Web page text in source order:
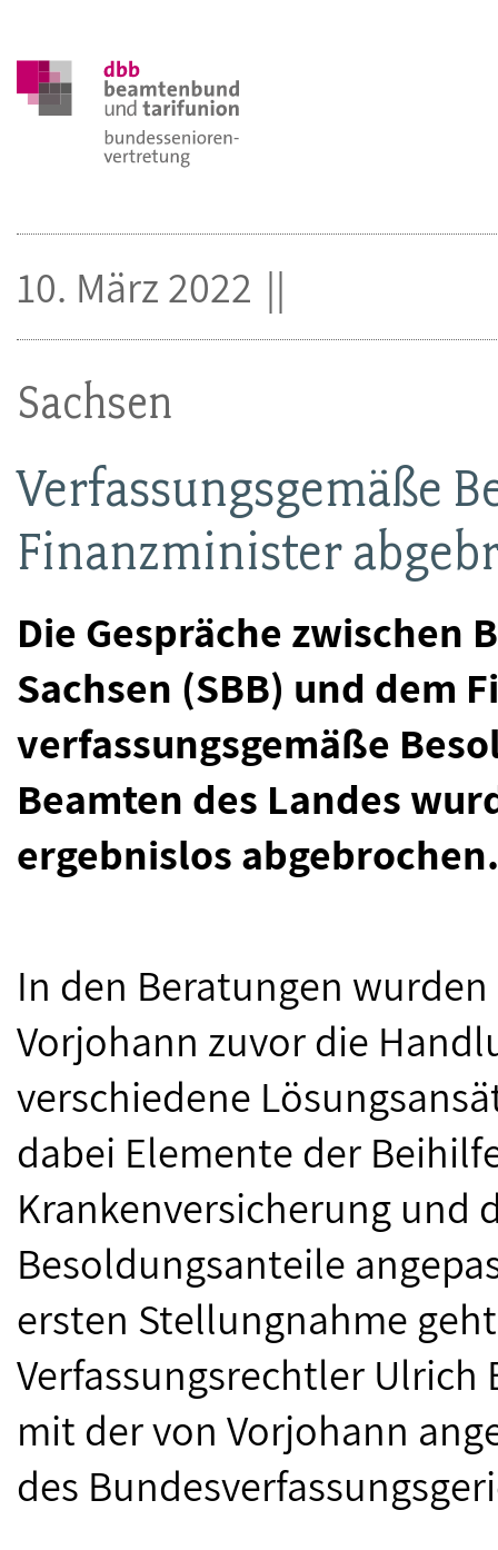
Sachsen
Verfassungsgemäße
Finanzminister
Die Gespräche zwischen
Sachsen (SBB) und dem
verfassungsgemäße
Beamten des Landes
ergebnislos abgebrochen.
10. März 2022
In den Beratungen
Vorjohann zuvor die
verschiedene
dabei Elemente der
Krankenversicherung und
Besoldungsanteile
ersten Stellungnahme
Verfassungsrechtler Ulrich
mit der von Vorjohann
des